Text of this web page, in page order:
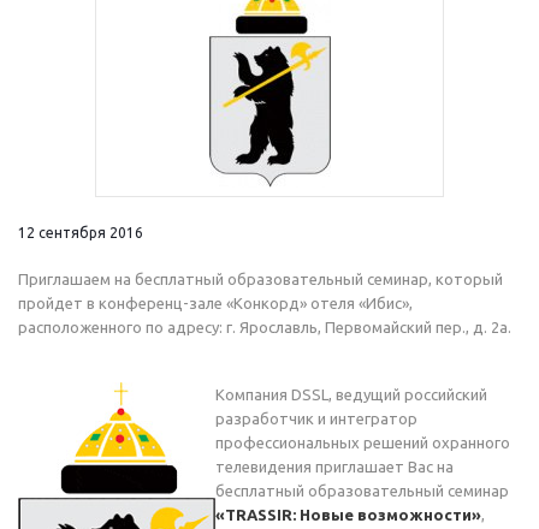
12 сентября 2016
Приглашаем на бесплатный образовательный семинар, который
пройдет в конференц-зале «Конкорд» отеля «Ибис»,
расположенного по адресу: г. Ярославль, Первомайский пер., д. 2а.
Компания DSSL, ведущий российский
разработчик и интегратор
профессиональных решений охранного
телевидения приглашает Вас на
бесплатный образовательный семинар
«TRASSIR: Новые возможности»,